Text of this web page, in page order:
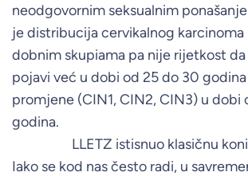
neodgovornim seksualnim
je distribucija cervikalnog
dobnim skupiama pa nije rijetkost
pojavi već u dobi od 25 do 30
promjene (CIN1, CIN2, CIN3) u dobi
godina.
LLETZ istisnuo klasičnu
Iako se kod nas često radi, u